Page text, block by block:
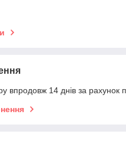
впродовж 14 днів за рахунок